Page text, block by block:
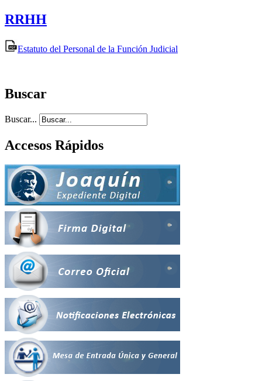
RRHH
Estatuto del Personal de la Función Judicial
Buscar
Buscar...
Accesos Rápidos